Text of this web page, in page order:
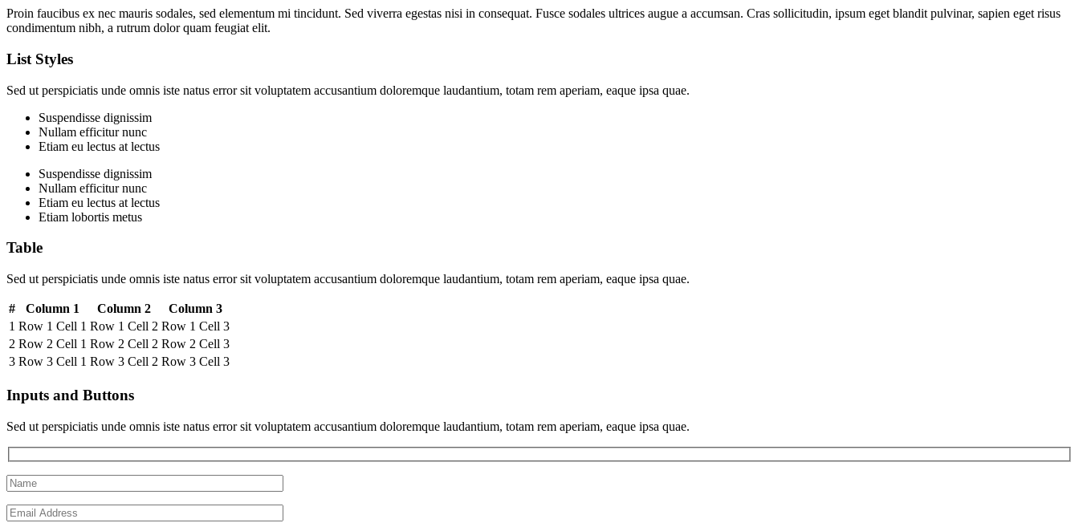
Proin faucibus ex nec mauris sodales, sed elementum mi tincidunt. Sed viverra egestas nisi in consequat. Fusce sodales ultrices augue a accumsan. Cras sollicitudin, ipsum eget blandit pulvinar, sapien eget risus
condimentum nibh, a rutrum dolor quam feugiat elit.
List Styles
Sed ut perspiciatis unde omnis iste natus error sit voluptatem accusantium doloremque laudantium, totam rem aperiam, eaque ipsa quae.
Suspendisse dignissim
Nullam efficitur nunc
Etiam eu lectus at lectus
Suspendisse dignissim
Nullam efficitur nunc
Etiam eu lectus at lectus
Etiam lobortis metus
Table
Sed ut perspiciatis unde omnis iste natus error sit voluptatem accusantium doloremque laudantium, totam rem aperiam, eaque ipsa quae.
# Column 1 Column 2
Column 3
1 Row 1 Cell 1 Row 1 Cell 2 Row 1 Cell 3
2 Row 2 Cell 1 Row 2 Cell 2 Row 2 Cell 3
3 Row 3 Cell 1 Row 3 Cell 2 Row 3 Cell 3
Inputs and Buttons
Sed ut perspiciatis unde omnis iste natus error sit voluptatem accusantium doloremque laudantium, totam rem aperiam, eaque ipsa quae.